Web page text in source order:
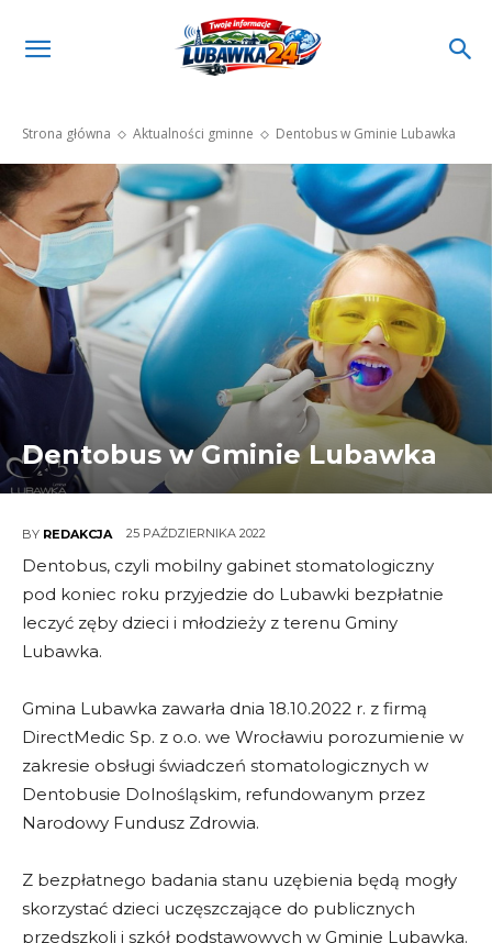
Strona główna Aktualności gminne Dentobus w Gminie Lubawka
Dentobus w Gminie Lubawka
BY REDAKCJA 25 PAŹDZIERNIKA 2022
Dentobus, czyli mobilny gabinet stomatologiczny
pod koniec roku przyjedzie do Lubawki bezpłatnie
leczyć zęby dzieci i młodzieży z terenu Gminy
Lubawka.
Gmina Lubawka zawarła dnia 18.10.2022 r. z firmą
DirectMedic Sp. z o.o. we Wrocławiu porozumienie w
zakresie obsługi świadczeń stomatologicznych w
Dentobusie Dolnośląskim, refundowanym przez
Narodowy Fundusz Zdrowia.
Z bezpłatnego badania stanu uzębienia będą mogły
skorzystać dzieci uczęszczające do publicznych
przedszkoli i szkół podstawowych w Gminie Lubawka.